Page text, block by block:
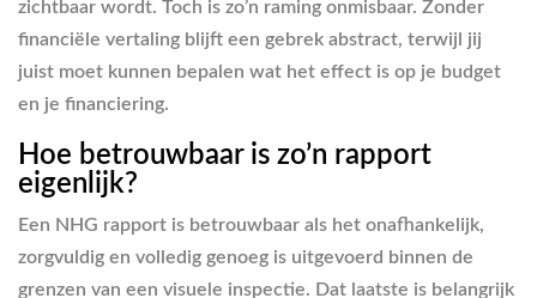
zichtbaar wordt. Toch is zo’n raming onmisbaar. Zonder
financiële vertaling blijft een gebrek abstract, terwijl jij
juist moet kunnen bepalen wat het effect is op je budget
en je financiering.
Hoe betrouwbaar is zo’n rapport
eigenlijk?
Een NHG rapport is betrouwbaar als het onafhankelijk,
zorgvuldig en volledig genoeg is uitgevoerd binnen de
grenzen van een visuele inspectie. Dat laatste is belangrijk